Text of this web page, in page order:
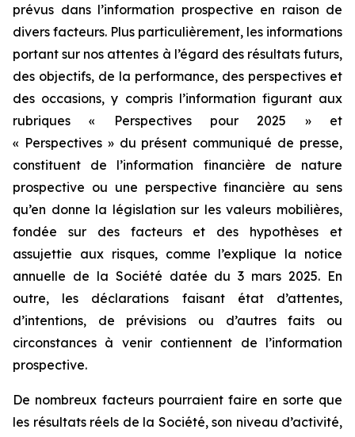
prévus dans l’information prospective en raison de
divers facteurs. Plus particulièrement, les informations
portant sur nos attentes à l’égard des résultats futurs,
des objectifs, de la performance, des perspectives et
des occasions, y compris l’information figurant aux
rubriques « Perspectives pour 2025 » et
« Perspectives » du présent communiqué de presse,
constituent de l’information financière de nature
prospective ou une perspective financière au sens
qu’en donne la législation sur les valeurs mobilières,
fondée sur des facteurs et des hypothèses et
assujettie aux risques, comme l’explique la notice
annuelle de la Société datée du 3 mars 2025. En
outre, les déclarations faisant état d’attentes,
d’intentions, de prévisions ou d’autres faits ou
circonstances à venir contiennent de l’information
prospective.
De nombreux facteurs pourraient faire en sorte que
les résultats réels de la Société, son niveau d’activité,